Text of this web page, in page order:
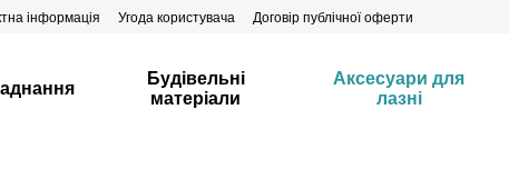
інформація Угода користувача Договір публічної оферти
Будівельні
матеріали
Аксесуари для
лазні